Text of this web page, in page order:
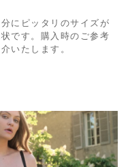
にピッタリのサイズが
です。購入時のご参考
いたします。